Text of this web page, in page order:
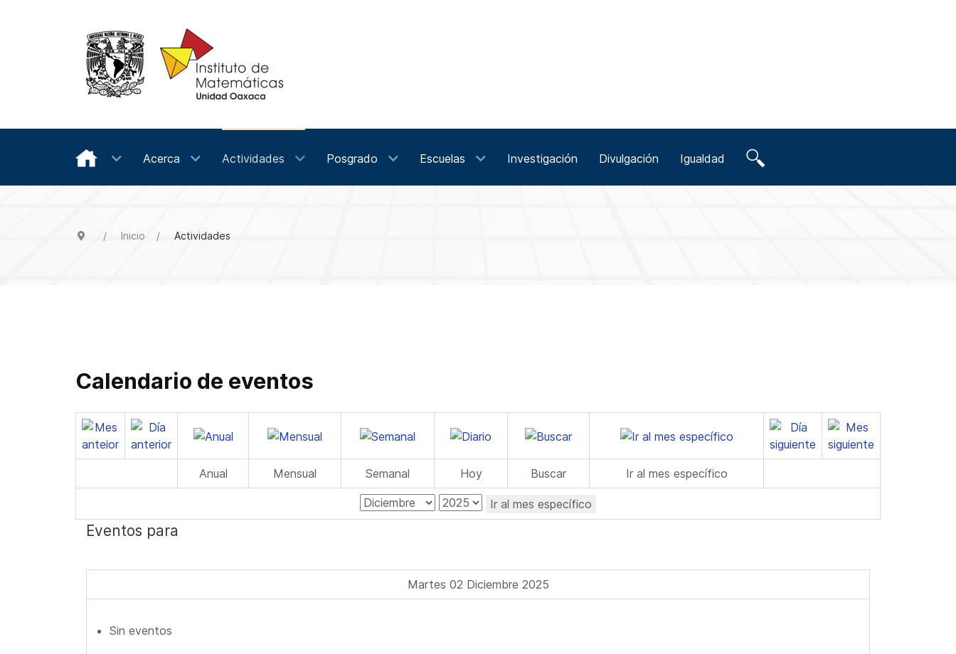
Acerca Actividades Posgrado Escuelas Investigación Divulgación Igualdad
Inicio Actividades
Calendario de eventos
Anual Mensual Semanal Hoy Buscar Ir al mes específico
Ir al mes específico
Eventos para
Martes 02 Diciembre 2025
Sin eventos